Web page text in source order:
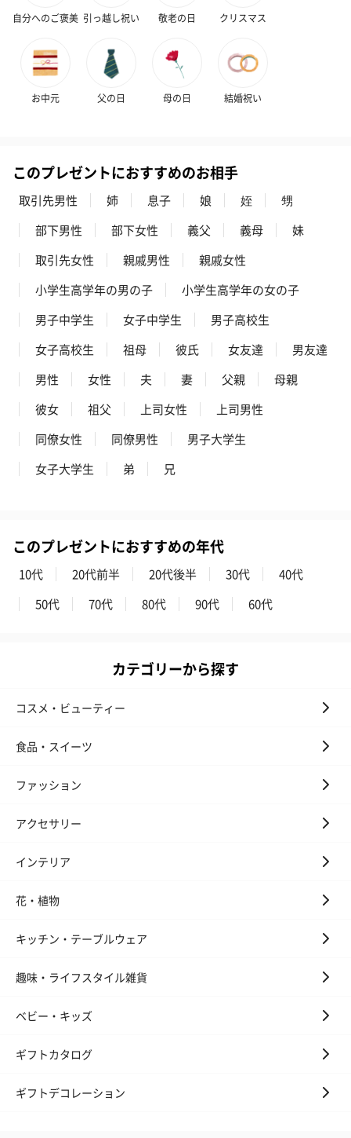
ンク）（1,760円）
ルー）（1,760円）
キャンドル・お香
フラッグカプセル：イ
ンセンススティック
フラッグカプセル：イ
ンセンススティック
（880円）
（GRAPE
お酒
お酒を同梱してお届けいたします。
プレミアムビール イネ
ディット（712円）
実楽山田錦 特別純米
酒（655円）
ジョニ－ウ
す。
いぶりがっことチーズ
しょっつるナ
自分へのご褒美 引っ越し祝い 敬老の日 クリスマス
お中元 父の日 母の日 結婚祝い
このプレゼントにおすすめのお相手
取引先男性 姉 息子 娘 姪
甥
部下男性
部下女性 義父 義母
妹
取引先女性
親戚男性
親戚女性
小学生高学年の男の子
小学生高学年の女の子
男子中学生
女子中学生
男子高校生
女子高校生
祖母 彼氏 女友達
男友達
男性
女性 夫 妻 父親
母親
彼女
祖父 上司女性
上司男性
同僚女性
同僚男性
男子大学生
女子大学生
弟 兄
このプレゼントにおすすめの年代
10代 20代前半 20代後半 30代
40代
50代
70代 80代 90代 60代
カテゴリーから探す
コスメ・ビューティー
食品・スイーツ
ファッション
アクセサリー
インテリア
花・植物
キッチン・テーブルウェア
趣味・ライフスタイル雑貨
ベビー・キッズ
ギフトカタログ
ギフトデコレーション